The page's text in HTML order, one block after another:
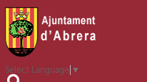
Select Language ▼